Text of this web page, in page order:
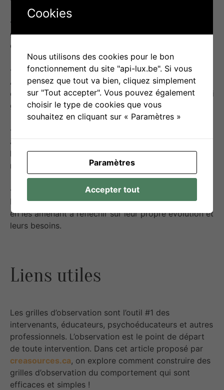
Faciliter l’adaptation
grilles pour ajuster les méthodes pédagogiques et
éducatives selon les besoins évolutifs du jeune.
Promouvoir une observation partagée
:
Assurer une cohérence entre les différents acteurs
éducatifs (famille, école, professionnels) pour un suivi
global et coordonné.
aux encadrants une base solide pour réfléchir à
l’évolution du jeune, à ses besoins et à l’adaptation
nécessaire de l’accompagnement.
Favoriser l’autonomie dans l’observation
Impliquer les jeunes dans le processus d’observation
en les amenant à réfléchir sur leur propre évolution et
leurs besoins.
Liens utiles
Les grilles d’observation sont l’outil #1 des
intervenants, éducateurs, psychoéducateurs et autres
professionnels. L’observation est le point de départ
de toute intervention. Dans cet article proposé par
creasources.ca, on explore comment construire des
grilles d’observation du comportement qui sont
efficaces et simples !
Cookies
Nous utilisons des cookies pour le bon
fonctionnement du site "api-lux.be". Si vous
pensez que tout va bien, cliquez simplement
sur "Tout accepter". Vous pouvez également
choisir le type de cookies que vous
souhaitez en cliquant sur « Paramètres »
Paramètres
Accepter tout